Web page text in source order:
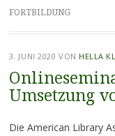
FORTBILDUNG
3. JUNI 2020 VON HELLA
Umsetzung
Die American Library